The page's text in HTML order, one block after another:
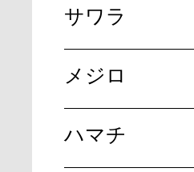
サワラ
メジロ
ハマチ